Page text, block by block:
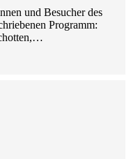
und Besucher des
Programm: